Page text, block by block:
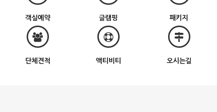
객실예약 글램핑 패키지
단체견적 액티비티 오시는길